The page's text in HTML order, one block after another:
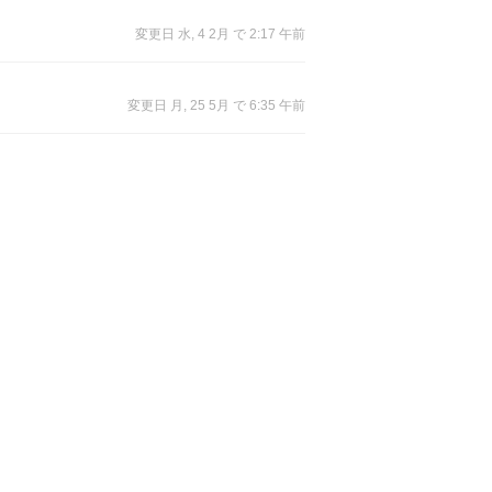
変更日 水, 4 2月 で 2:17 午前
変更日 月, 25 5月 で 6:35 午前